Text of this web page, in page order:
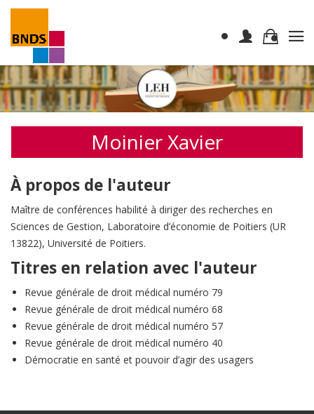
Moinier Xavier
À propos de l'auteur
Maître de conférences habilité à diriger des recherches en
Sciences de Gestion, Laboratoire d’économie de Poitiers (UR
13822), Université de Poitiers.
Titres en relation avec l'auteur
Revue générale de droit médical numéro 79
Revue générale de droit médical numéro 68
Revue générale de droit médical numéro 57
Revue générale de droit médical numéro 40
Démocratie en santé et pouvoir d’agir des usagers